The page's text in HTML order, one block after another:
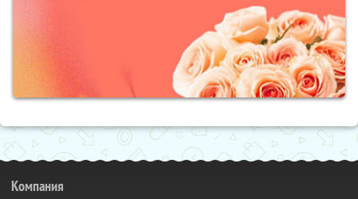
Компания